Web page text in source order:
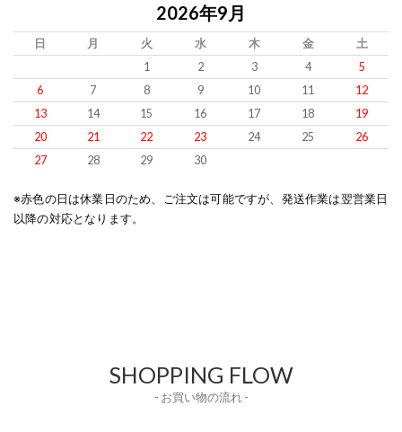
2026年9月
日 月 火 水 木 金
土
1
2 3 4
5
6
7 8 9 10 11
12
13
14 15 16 17 18
19
20
21 22 23 24 25
26
27
28 29 30
※赤色の日は休業日のため、ご注文は可能ですが、発送作業は翌営業日
以降の対応となります。
SHOPPING FLOW
- お買い物の流れ -